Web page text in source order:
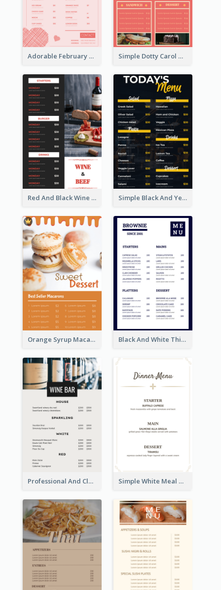
Adorable February Seasonal Menu Design Ideas Simple Dotty Carol New Year Menu Design Idea
Red And Black Wine Restaurant Menu Simple Black And Yellow Café Menu
Orange Syrup Macaron Dessert House Design Inspirations Black And White Thick Border Catering Menu Design
Professional And Clean White Wine Menu Design Simple White Meal Menu Design